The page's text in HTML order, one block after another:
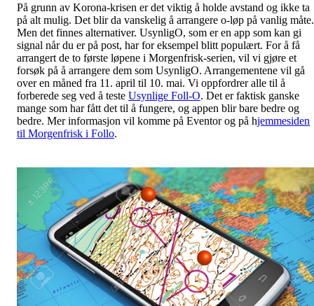
På grunn av Korona-krisen er det viktig å holde avstand og ikke ta
på alt mulig. Det blir da vanskelig å arrangere o-løp på vanlig måte.
Men det finnes alternativer. UsynligO, som er en app som kan gi
signal når du er på post, har for eksempel blitt populært. For å få
arrangert de to første løpene i Morgenfrisk-serien, vil vi gjøre et
forsøk på å arrangere dem som UsynligO. Arrangementene vil gå
over en måned fra 11. april til 10. mai. Vi oppfordrer alle til å
forberede seg ved å teste Usynlige Foll-O. Det er faktisk ganske
mange som har fått det til å fungere, og appen blir bare bedre og
bedre. Mer informasjon vil komme på Eventor og på hjemmesiden
til Morgenfrisk i Follo.